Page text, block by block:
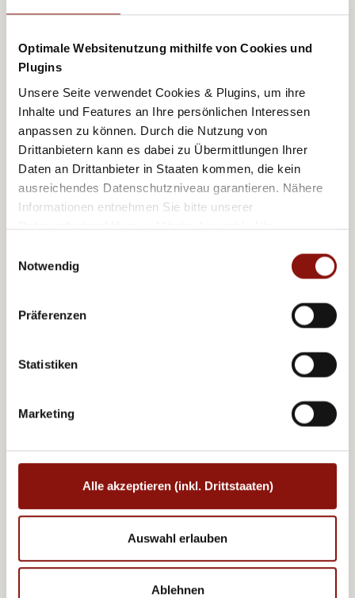
Optimale Websitenutzung mithilfe von Cookies und
Plugins
Unsere Seite verwendet Cookies & Plugins, um ihre
Inhalte und Features an Ihre persönlichen Interessen
anpassen zu können. Durch die Nutzung von
Drittanbietern kann es dabei zu Übermittlungen Ihrer
Daten an Drittanbieter in Staaten kommen, die kein
ausreichendes Datenschutzniveau garantieren. Nähere
Informationen entnehmen Sie bitte unserer
Cookies und Drittanbietern (inkl. Drittstaaten-
Notwendig
Präferenzen
Statistiken
Marketing
Alle akzeptieren (inkl. Drittstaaten)
Auswahl erlauben
Ablehnen
Austria Trend Hotels
Hotel Europa Wien